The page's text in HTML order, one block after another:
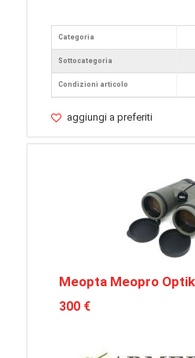
Categoria
Sottocategoria
Condizioni articolo
aggiungi a preferiti
Meopta Meopro
300 €